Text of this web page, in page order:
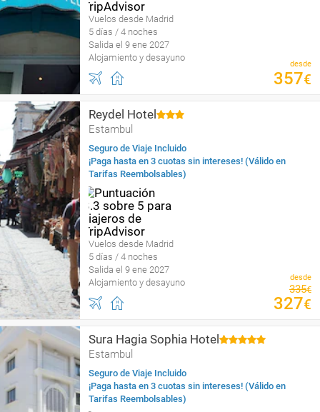
Vuelos desde Madrid
5 días / 4 noches
Salida el 9 ene 2027
Alojamiento y desayuno
desde
357€
Reydel Hotel
Estambul
Seguro de Viaje Incluido
¡Paga hasta en 3 cuotas sin intereses! (Válido en
Tarifas Reembolsables)
Vuelos desde Madrid
5 días / 4 noches
Salida el 9 ene 2027
Alojamiento y desayuno
desde
335€
327€
Sura Hagia Sophia Hotel
Estambul
Seguro de Viaje Incluido
¡Paga hasta en 3 cuotas sin intereses! (Válido en
Tarifas Reembolsables)